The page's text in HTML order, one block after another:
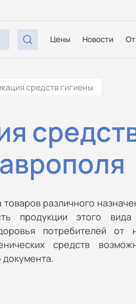
Цены Новости
средств гигиены
различного
продукции этого вида
потребителей от
средств